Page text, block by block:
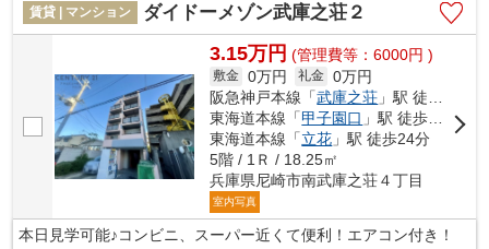
賃貸 | マンション ダイドーメゾン武庫之荘２
3.15万円 (管理費等：6000円 )
敷金 0万円 礼金 0万円
阪急神戸本線「武庫之荘 」駅 徒歩15分
東海道本線「甲子園口 」駅 徒歩22分
東海道本線「立花 」駅 徒歩24分
5階 / 1Ｒ / 18.25㎡
兵庫県尼崎市南武庫之荘４丁目
室内写真
本日見学可能♪コンビニ、スーパー近くて便利！エアコン付き！